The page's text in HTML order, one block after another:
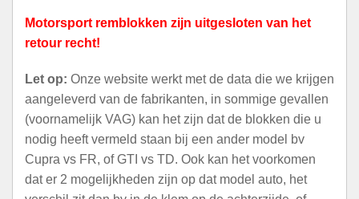
Motorsport remblokken zijn uitgesloten van het
retour recht!
Let op: Onze website werkt met de data die we krijgen
aangeleverd van de fabrikanten, in sommige gevallen
(voornamelijk VAG) kan het zijn dat de blokken die u
nodig heeft vermeld staan bij een ander model bv
Cupra vs FR, of GTI vs TD. Ook kan het voorkomen
dat er 2 mogelijkheden zijn op dat model auto, het